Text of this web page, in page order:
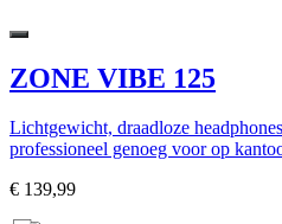
ZONE VIBE 125
Lichtgewicht, draadloze
professioneel genoeg voor op
€ 139,99